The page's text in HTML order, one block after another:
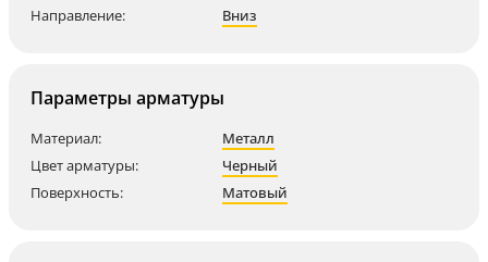
Направление:
Вниз
Параметры арматуры
Материал:
Металл
Цвет арматуры:
Черный
Поверхность:
Матовый